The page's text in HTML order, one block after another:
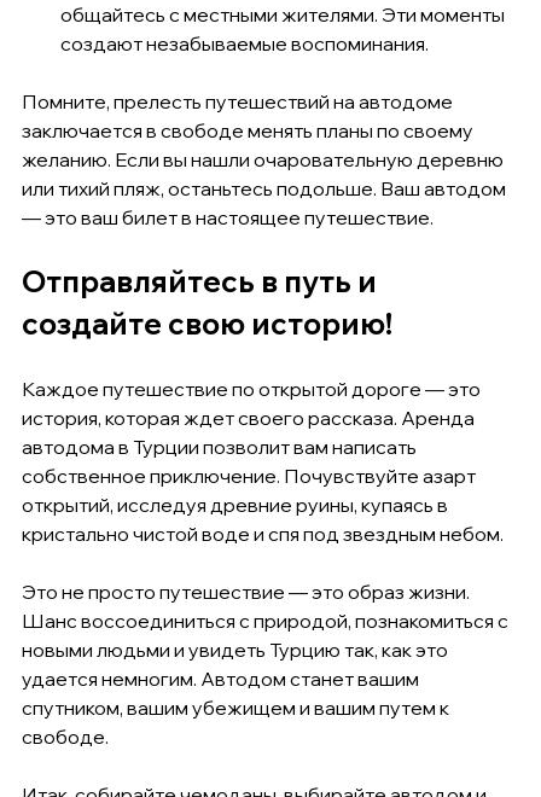
общайтесь с местными жителями. Эти моменты
создают незабываемые воспоминания.
Помните, прелесть путешествий на автодоме
заключается в свободе менять планы по своему
желанию. Если вы нашли очаровательную деревню
или тихий пляж, останьтесь подольше. Ваш автодом
— это ваш билет в настоящее путешествие.
Отправляйтесь в путь и
создайте свою историю!
Каждое путешествие по открытой дороге — это
история, которая ждет своего рассказа. Аренда
автодома в Турции позволит вам написать
собственное приключение. Почувствуйте азарт
открытий, исследуя древние руины, купаясь в
кристально чистой воде и спя под звездным небом.
Это не просто путешествие — это образ жизни.
Шанс воссоединиться с природой, познакомиться с
новыми людьми и увидеть Турцию так, как это
удается немногим. Автодом станет вашим
спутником, вашим убежищем и вашим путем к
свободе.